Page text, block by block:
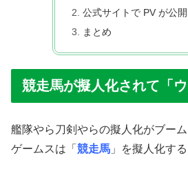
公式サイトで PV が公
まとめ
競走馬が擬人化されて「ウ
艦隊やら刀剣やらの擬人化がブー
ゲームスは「 競走馬 」を擬人化す